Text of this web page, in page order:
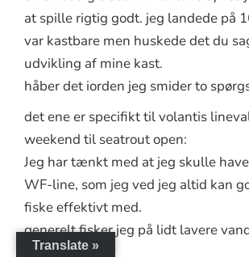
at spille rigtig godt. jeg landede på
var kastbare men huskede det du
udvikling af mine kast.
håber det iorden jeg smider to
det ene er specifikt til volantis
weekend til seatrout open:
Jeg har tænkt med at jeg skulle
WF-line, som jeg ved jeg altid kan
fiske effektivt med.
generelt fisker jeg på lidt lavere
dybde.
Translate »